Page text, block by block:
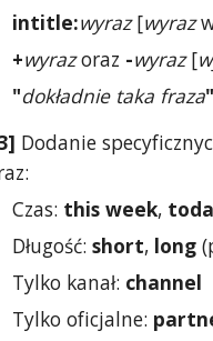
intitle:wyraz[wyraz
+wyrazoraz -wyraz[
"dokładnie taka fraza"
Dodanie
Czas: this week,
Długość:short, long
Tylko kanał: channel
Tylko oficjalne: